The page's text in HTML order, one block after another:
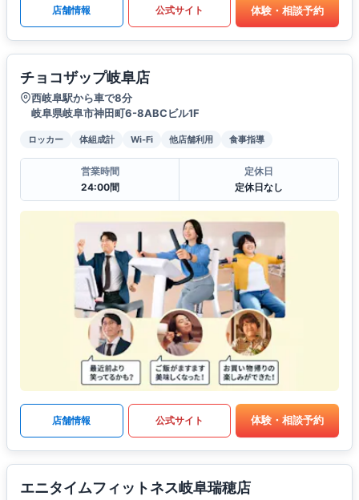
店舗情報 公式サイト 体験・相談予約
チョコザップ岐阜店
西岐阜駅から車で8分
岐阜県岐阜市神田町6-8ABCビル1F
ロッカー 体組成計 Wi-Fi 他店舗利用 食事指導
営業時間
24:00間
定休日
定休日なし
店舗情報 公式サイト 体験・相談予約
エニタイムフィットネス岐阜瑞穂店